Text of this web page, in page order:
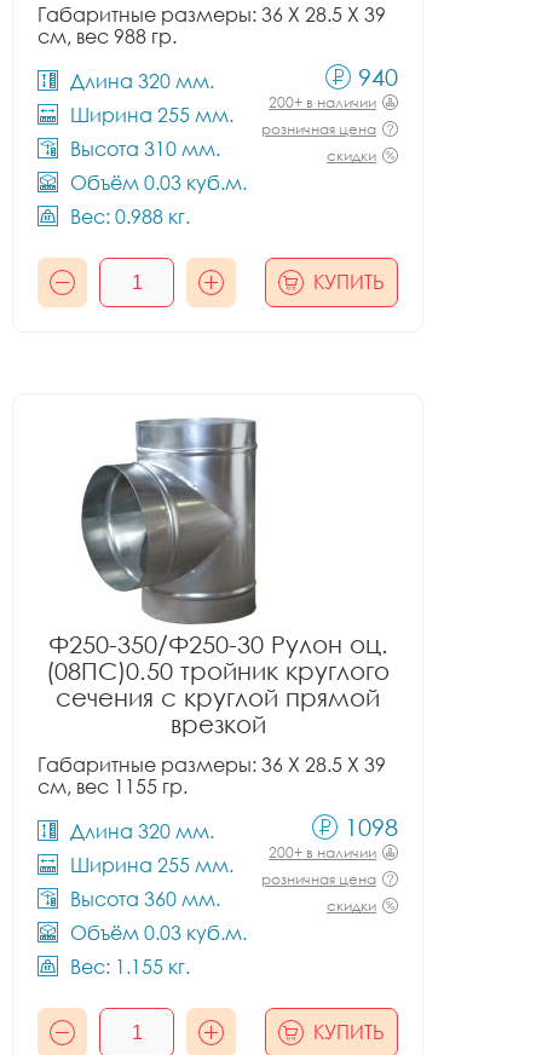
Габаритные размеры: 36 X 28.5 X 39
см, вес 988 гр.
Длина 320 мм.
Ширина 255 мм.
Высота 310 мм.
Объём 0.03 куб.м.
Вес: 0.988 кг.
940
200+ в наличии
розничная цена
скидки
КУПИТЬ
Ф250-350/Ф250-30 Рулон оц.
(08ПС)0.50 тройник круглого
сечения с круглой прямой
врезкой
Габаритные размеры: 36 X 28.5 X 39
см, вес 1155 гр.
Длина 320 мм.
Ширина 255 мм.
Высота 360 мм.
Объём 0.03 куб.м.
Вес: 1.155 кг.
1098
200+ в наличии
розничная цена
скидки
КУПИТЬ